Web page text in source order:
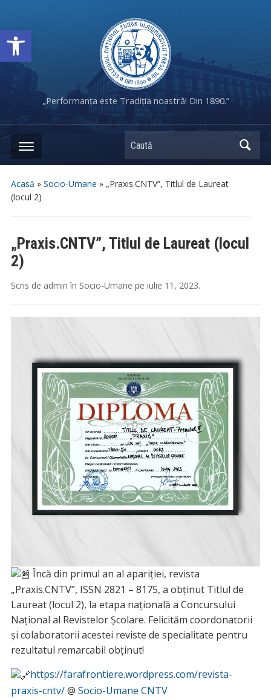
Deschide bara de unelte
„Performanța este Tradiția noastră! Din 1890.”
Caută
Acasă » Socio-Umane » „Praxis.CNTV”, Titlul de Laureat
(locul 2)
„Praxis.CNTV”, Titlul de Laureat (locul
2)
Scris de admin în Socio-Umane pe iulie 11, 2023.
Încă din primul an al apariției, revista
„Praxis.CNTV”, ISSN 2821 – 8175, a obținut Titlul de
Laureat (locul 2), la etapa națională a Concursului
Național al Revistelor Școlare. Felicităm coordonatorii
și colaboratorii acestei reviste de specialitate pentru
rezultatul remarcabil obținut!
https://farafrontiere.wordpress.com/revista-
praxis-cntv/@ Socio-Umane CNTV